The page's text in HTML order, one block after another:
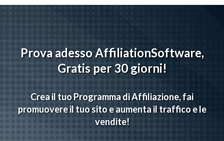
Prova adesso AffiliationSoftware,
Gratis per 30 giorni!
Crea il tuo Programma di Affiliazione, fai
promuovere il tuo sito e aumenta il traffico e le
vendite!